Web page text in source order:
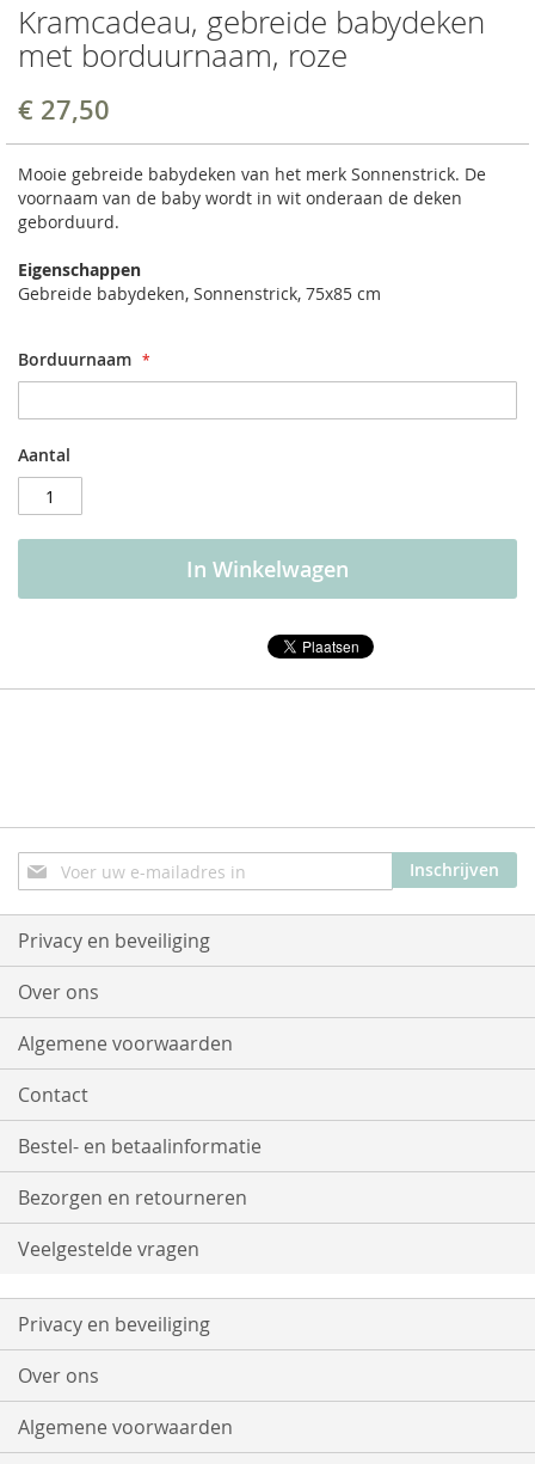
Kramcadeau, gebreide babydeken
met borduurnaam, roze
€ 27,50
Mooie gebreide babydeken van het merk Sonnenstrick. De
voornaam van de baby wordt in wit onderaan de deken
geborduurd.
Eigenschappen
Gebreide babydeken, Sonnenstrick, 75x85 cm
Borduurnaam
Aantal
In Winkelwagen
Abonneer
u
op
onze
nieuwsbrief
Inschrijven
Privacy en beveiliging
Over ons
Algemene voorwaarden
Contact
Bestel- en betaalinformatie
Bezorgen en retourneren
Veelgestelde vragen
Privacy en beveiliging
Over ons
Algemene voorwaarden